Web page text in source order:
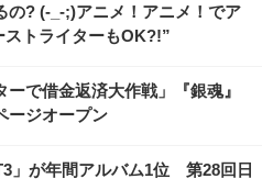
の? (-_-;)アニメ！アニメ！でア
ストライターもOK?!”
ーで借金返済大作戦」『銀魂』
ージオープン
」が年間アルバム1位 第28回日